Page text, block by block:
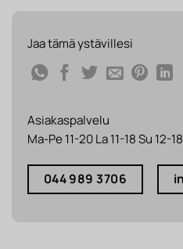
Jaa tämä ystävillesi
Asiakaspalvelu
Ma-Pe 11-20 La 11-18 Su 12-18
044 989 3706